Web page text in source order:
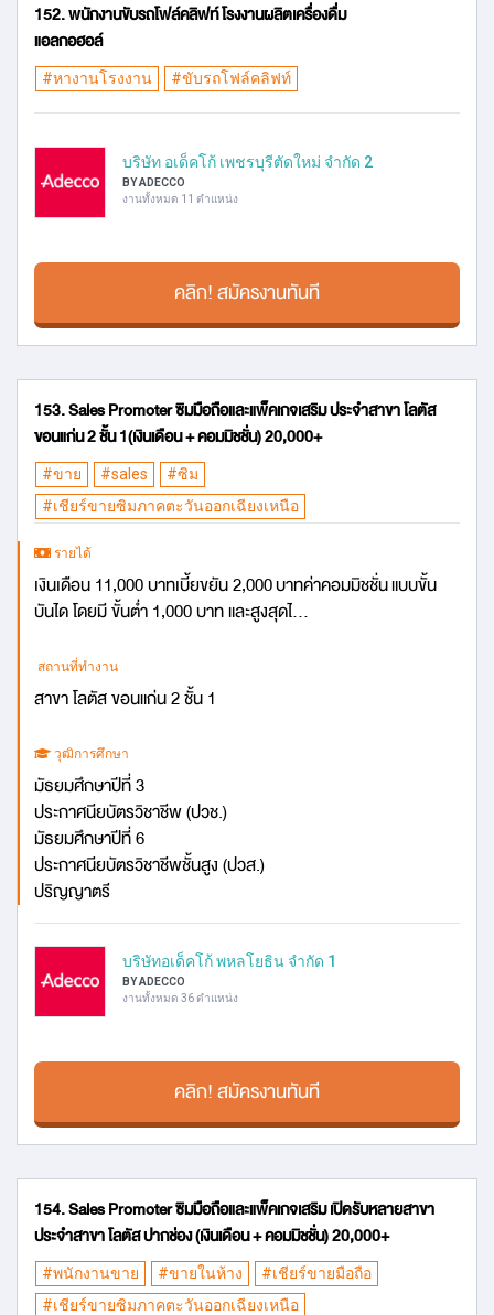
152. พนักงานขับรถโฟล์คลิฟท์ โรงงานผลิตเครื่องดื่ม
แอลกอฮอล์
#หางานโรงงาน #ขับรถโฟล์คลิฟท์
บริษัท อเด็คโก้ เพชรบุรีตัดใหม่ จำกัด 2
BY ADECCO
งานทั้งหมด 11 ตำแหน่ง
คลิก! สมัครงานทันที
153. Sales Promoter ซิมมือถือและแพ็คเกจเสริม ประจำสาขา โลตัส
ขอนแก่น 2 ชั้น 1(เงินเดือน + คอมมิชชั่น) 20,000+
#ขาย #sales
#ซิม
#เชียร์ขายซิมภาคตะวันออกเฉียงเหนือ
รายได้
เงินเดือน 11,000 บาทเบี้ยขยัน 2,000 บาทค่าคอมมิชชั่น แบบขั้น
บันได โดยมี ขั้นต่ำ 1,000 บาท และสูงสุดไ...
สถานที่ทำงาน
สาขา โลตัส ขอนแก่น 2 ชั้น 1
วุฒิการศึกษา
มัธยมศึกษาปีที่ 3
ประกาศนียบัตรวิชาชีพ (ปวช.)
มัธยมศึกษาปีที่ 6
ประกาศนียบัตรวิชาชีพชั้นสูง (ปวส.)
ปริญญาตรี
บริษัทอเด็คโก้ พหลโยธิน จำกัด 1
BY ADECCO
งานทั้งหมด 36 ตำแหน่ง
คลิก! สมัครงานทันที
154. Sales Promoter ซิมมือถือและแพ็คเกจเสริม เปิดรับหลายสาขา
ประจำสาขา โลตัส ปากช่อง (เงินเดือน + คอมมิชชั่น) 20,000+
#พนักงานขาย #ขายในห้าง
#เชียร์ขายมือถือ
#เชียร์ขายซิมภาคตะวันออกเฉียงเหนือ